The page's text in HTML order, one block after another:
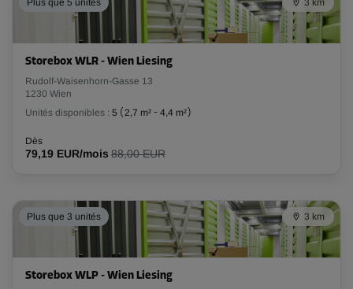
Plus que 5 unités 3 km
Storebox WLR - Wien Liesing
Rudolf-Waisenhorn-Gasse 13
1230 Wien
Unités disponibles : 5 (2,7 m² - 4,4 m²)
Dès
79,19 EUR/mois 88,00 EUR
Plus que 3 unités 3 km
Storebox WLP - Wien Liesing